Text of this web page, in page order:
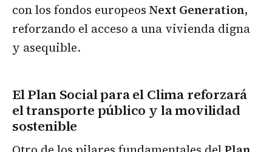
con los fondos europeos Next Generation,
reforzando el acceso a una vivienda digna
y asequible.
El Plan Social para el Clima reforzará
el transporte público y la movilidad
sostenible